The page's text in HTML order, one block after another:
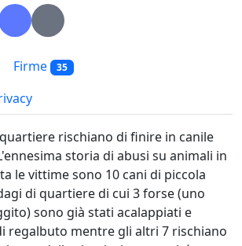
Firme 35
rischiano di finire in canile
storia di abusi su animali in
le vittime sono 10 cani di piccola
di quartiere di cui 3 forse (uno
sono già stati acalappiati e
regalbuto mentre gli altri 7 rischiano